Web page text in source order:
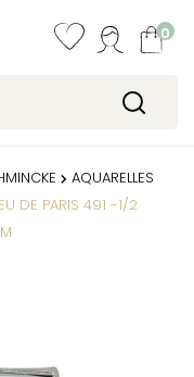
0
AQUARELLES
DE PARIS 491 -1/2